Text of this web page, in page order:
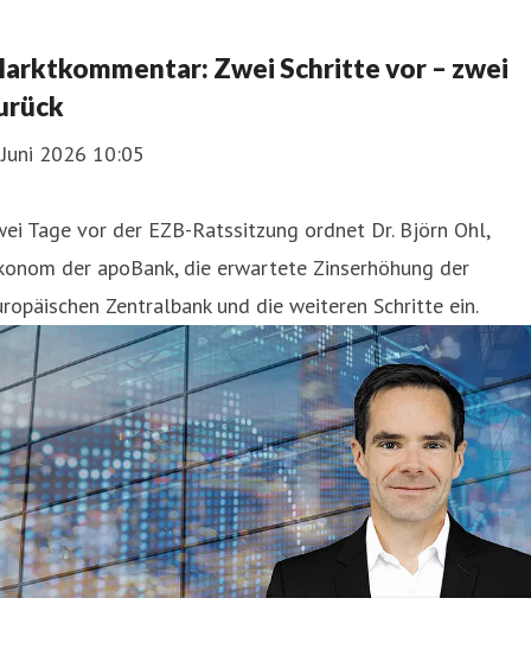
Zwei Schritte vor – zwei
2026 10:05
Tage vor der EZB-Ratssitzung ordnet Dr. Björn Ohl,
der apoBank, die erwartete Zinserhöhung der
Zentralbank und die weiteren Schritte ein.